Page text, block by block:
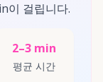
이 걸립니다.
2–3 min
평균 시간